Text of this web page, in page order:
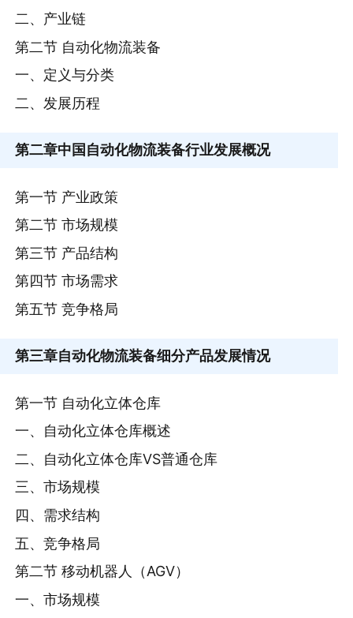
二、产业链
第二节 自动化物流装备
一、定义与分类
二、发展历程
第二章中国自动化物流装备行业发展概况
第一节 产业政策
第二节 市场规模
第三节 产品结构
第四节 市场需求
第五节 竞争格局
第三章自动化物流装备细分产品发展情况
第一节 自动化立体仓库
一、自动化立体仓库概述
二、自动化立体仓库VS普通仓库
三、市场规模
四、需求结构
五、竞争格局
第二节 移动机器人（AGV）
一、市场规模